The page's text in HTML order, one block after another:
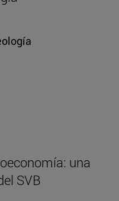
una
SVB